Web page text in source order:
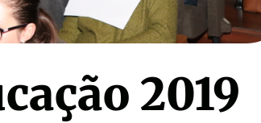
2019